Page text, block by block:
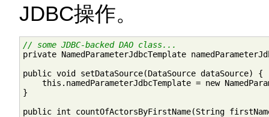
JDBC操作。
// some JDBC-backed DAO class...
private NamedParameterJdbcTemplate
public void setDataSource(DataSource dataSource) {
this.namedParameterJdbcTemplate = new
}
public int countOfActorsByFirstName(String